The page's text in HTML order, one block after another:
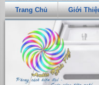
Trang Chủ Giới